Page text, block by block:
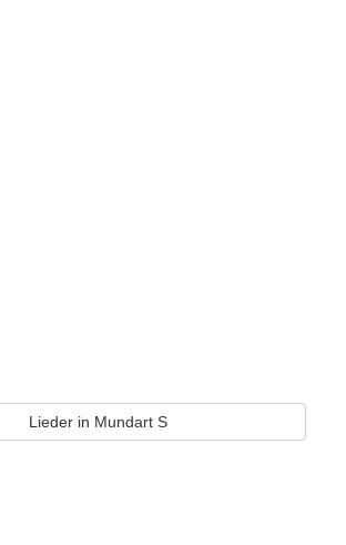
Lieder in Mundart S